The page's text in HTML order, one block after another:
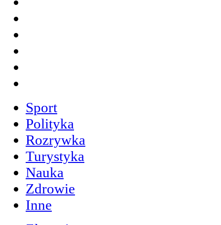
Sport
Polityka
Rozrywka
Turystyka
Nauka
Zdrowie
Inne